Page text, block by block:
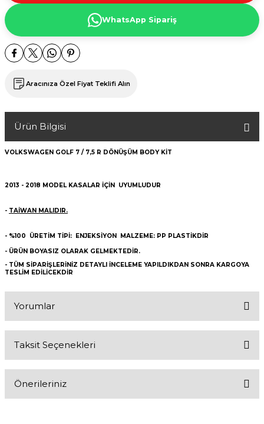
WhatsApp Sipariş
Aracınıza Özel Fiyat Teklifi Alın
Ürün Bilgisi
VOLKSWAGEN GOLF 7 / 7,5 R DÖNÜŞÜM BODY KİT
2013 - 2018 MODEL KASALAR İÇİN UYUMLUDUR
- TAİWAN MALIDIR.
- %100 ÜRETİM TİPİ: ENJEKSİYON MALZEME: PP PLASTİKDİR
- ÜRÜN BOYASIZ OLARAK GELMEKTEDİR.
- TÜM SİPARİŞLERİNİZ DETAYLI İNCELEME YAPILDIKDAN SONRA KARGOYA
TESLİM EDİLİCEKDİR
Yorumlar
Taksit Seçenekleri
Önerileriniz